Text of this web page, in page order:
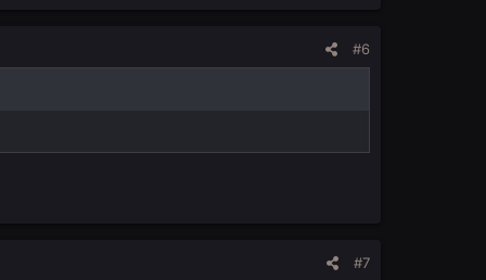
#6
#7